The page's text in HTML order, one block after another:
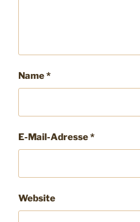
Name*
E-Mail-Adresse*
Website